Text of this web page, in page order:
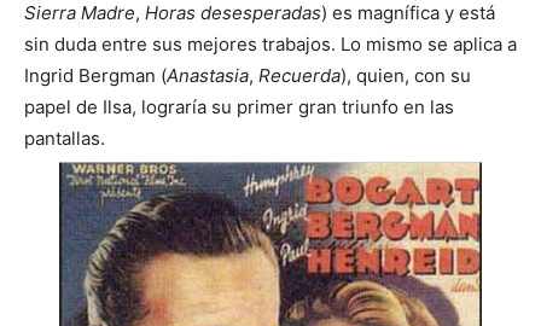
Sierra Madre, Horas desesperadas) es magnífica y está
sin duda entre sus mejores trabajos. Lo mismo se aplica a
Ingrid Bergman (Anastasia, Recuerda), quien, con su
papel de Ilsa, lograría su primer gran triunfo en las
pantallas.